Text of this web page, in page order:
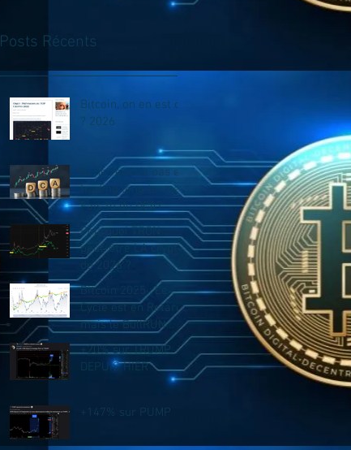
Posts Récents
Bitcoin, on en est où
? 2026
tu ne reussis pas en
trading long terme?
Fais tu du DCA?
Pourquoi TRON
peut-être LA crypto
de 2026 ?
Bitcoin 2025 : Le
Cycle est en Retard,
mais le BullRUN
n’est PAS fini !
+20% sur TRUMP
DEPUIS HIER
+147% sur PUMP